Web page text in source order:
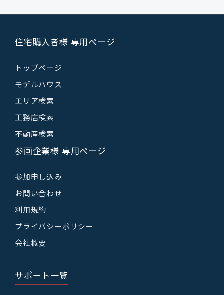
住宅購入者様 専用ページ
トップページ
モデルハウス
エリア検索
工務店検索
不動産検索
参画企業様 専用ページ
参加申し込み
お問い合わせ
利用規約
プライバシーポリシー
会社概要
サポート一覧